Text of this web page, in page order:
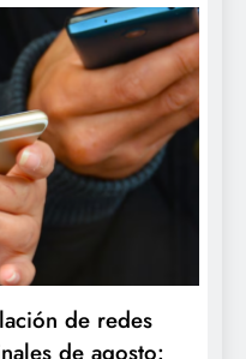
de redes
de agosto: